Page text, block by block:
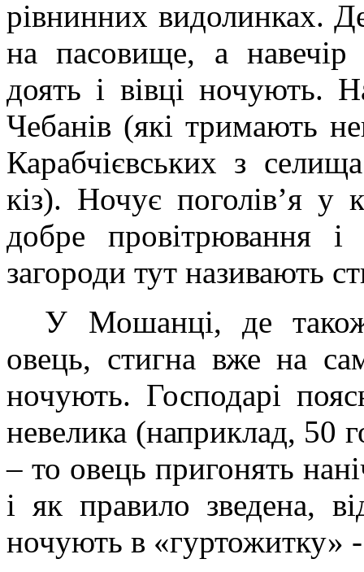
рівнинних видолинках.
на пасовище, а навечір
доять і вівці ночують.
Чебанів (які тримають
Карабчієвських з
кіз). Ночує поголів’я у
добре провітрювання і
загороди тут називають
У Мошанці, де
овець, стигна вже на
ночують. Господарі
невелика (наприклад, 50
– то овець пригонять
і як правило зведена,
ночують в «гуртожитку»